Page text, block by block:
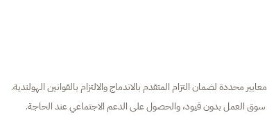
محددة لضمان التزام المتقدم بالاندماج والالتزام بالقوانين الهولندية.
العمل بدون قيود، والحصول على الدعم الاجتماعي عند الحاجة.